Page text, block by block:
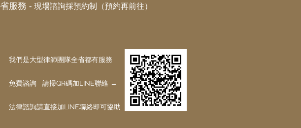
服務 - 現場諮詢採預約制（預約再前往）
我們是大型律師團隊全省都有服務
免費諮詢 請掃QR碼加LINE聯絡 →
​法律諮詢請直接加LINE聯絡即可協助